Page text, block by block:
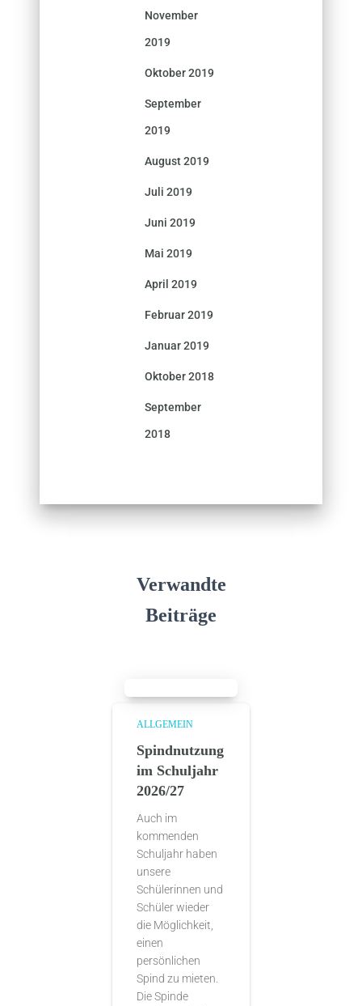
November
2019
Oktober 2019
September
2019
August 2019
Juli 2019
Juni 2019
Mai 2019
April 2019
Februar 2019
Januar 2019
Oktober 2018
September
2018
Verwandte
Beiträge
ALLGEMEIN
Spindnutzung
im Schuljahr
2026/27
Auch im
kommenden
Schuljahr haben
unsere
Schülerinnen und
Schüler wieder
die Möglichkeit,
einen
persönlichen
Spind zu mieten.
Die Spinde